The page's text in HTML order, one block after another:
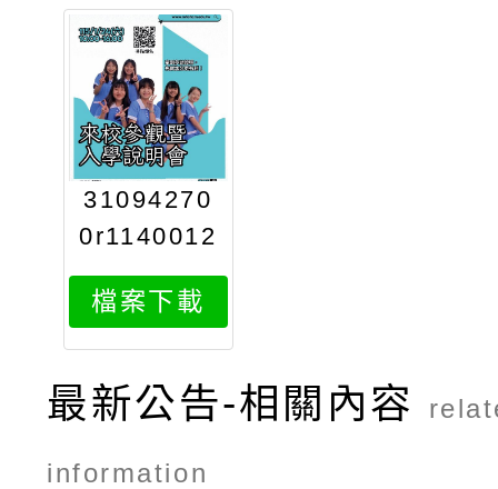
31094270
0r1140012
139doc1at
tach1
檔案下載
最新公告-相關內容
information